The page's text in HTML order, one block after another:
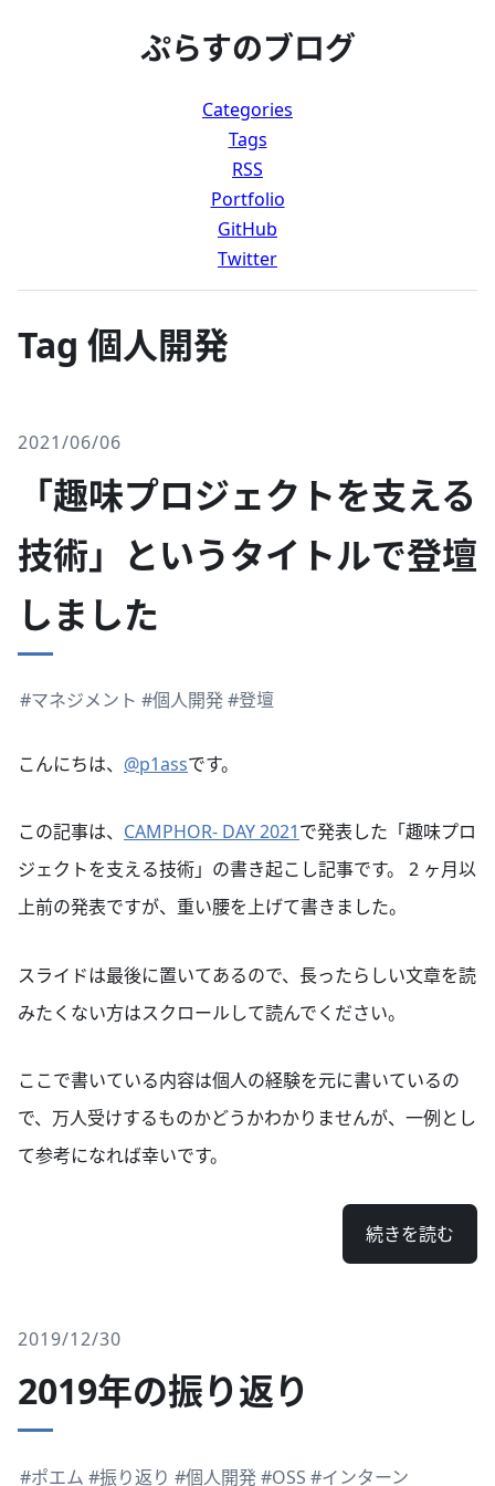
ぷらすのブログ
Categories
Tags
RSS
Portfolio
GitHub
Twitter
Tag 個人開発
2021/06/06
「趣味プロジェクトを支える
技術」というタイトルで登壇
しました
#マネジメント #個人開発#登壇
こんにちは、 @p1assです。
この記事は、 CAMPHOR- DAY 2021で発表した「趣味プロ
ジェクトを支える技術」の書き起こし記事です。 2 ヶ月以
上前の発表ですが、重い腰を上げて書きました。
スライドは最後に置いてあるので、長ったらしい文章を読
みたくない方はスクロールして読んでください。
ここで書いている内容は個人の経験を元に書いているの
で、万人受けするものかどうかわかりませんが、一例とし
て参考になれば幸いです。
続きを読む
2019/12/30
2019年の振り返り
#ポエム #振り返り #個人開発#OSS #インターン